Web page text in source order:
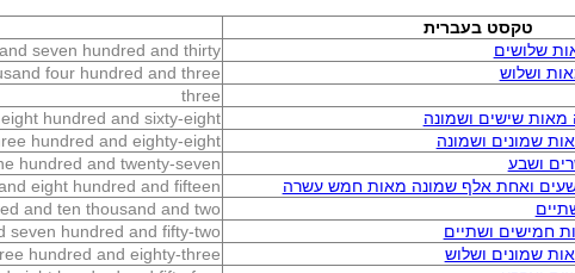
טקסט בעברית
שלושים
seven hundred and thirty
ושלוש
four hundred and three
three
שישים ושמונה
hundred and sixty-eight
שמונים ושמונה
hundred and eighty-eight
ושבע
hundred and twenty-seven
ואחת אלף שמונה מאות חמש עשרה
eight hundred and fifteen
and ten thousand and two
חמישים ושתיים
seven hundred and fifty-two
שמונים ושלוש
hundred and eighty-three